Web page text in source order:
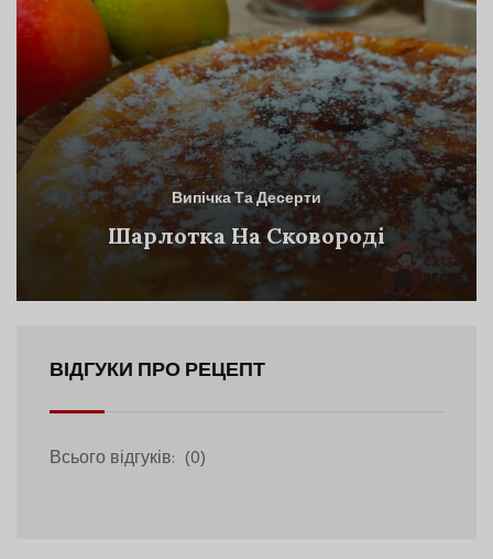
Випічка Та Десерти
Шарлотка На Сковороді
ВІДГУКИ ПРО РЕЦЕПТ
Всього відгуків: (0)